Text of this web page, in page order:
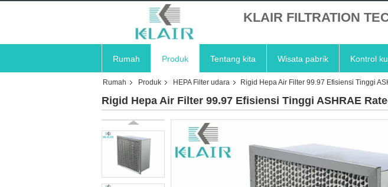
KLAIR FILTRATION
Rumah Produk Tentang kita Wisata pabrik Kontrol
Rumah Produk HEPA Filter udara Rigid Hepa Air Filter 99.97 Efisiensi Tinggi
Rigid Hepa Air Filter 99.97 Efisiensi Tinggi ASHRAE